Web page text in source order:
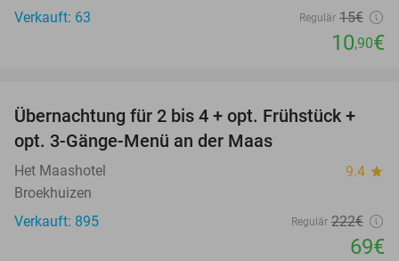
Verkauft: 63 Regulär 15€
10,90€
69%
Übernachtung für 2 bis 4 + opt. Frühstück +
opt. 3-Gänge-Menü an der Maas
Het Maashotel 9.4 star
Broekhuizen
Verkauft: 895
Regulär 222€
69€